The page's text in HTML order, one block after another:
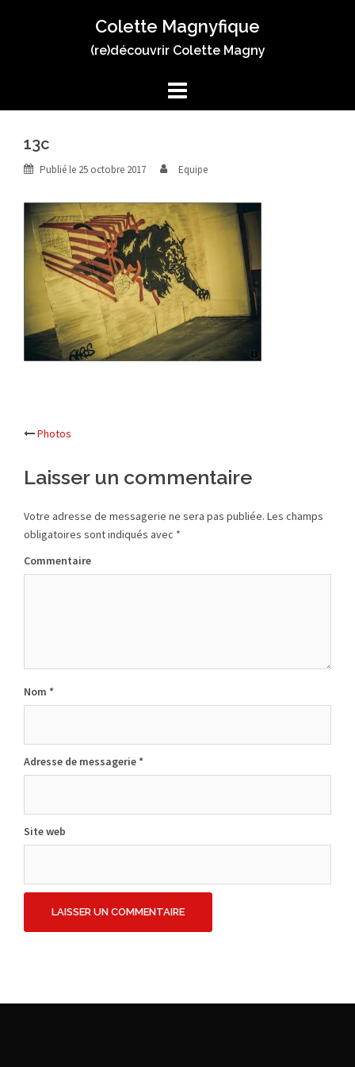
Colette Magnyfique
(re)découvrir Colette Magny
13c
Publié le 25 octobre 2017 Equipe
Navigation
d’article
Photos
Laisser un commentaire
Votre adresse de messagerie ne sera pas publiée. Les champs
obligatoires sont indiqués avec *
Commentaire
Nom *
Adresse de messagerie*
Site web